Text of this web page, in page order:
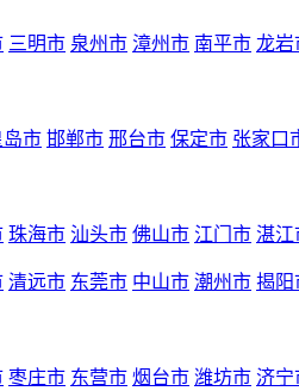
三明市 泉州市 漳州市 南平市 龙岩
市 邯郸市 邢台市 保定市 张家口
珠海市 汕头市 佛山市 江门市 湛江
清远市 东莞市 中山市 潮州市 揭阳
枣庄市 东营市 烟台市 潍坊市 济宁